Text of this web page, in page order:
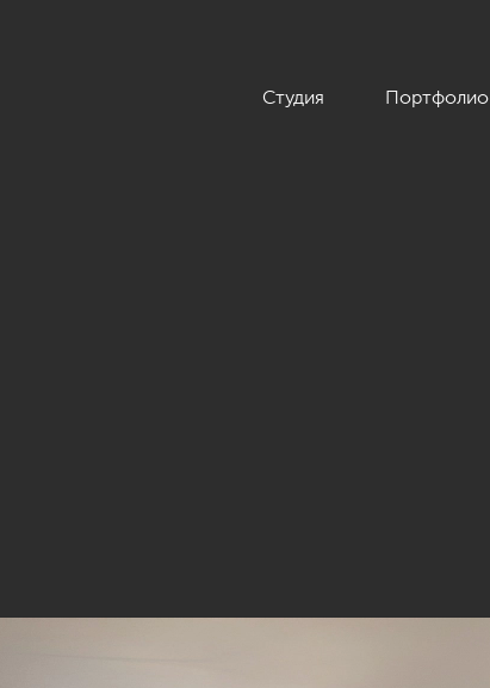
Студия Портфолио